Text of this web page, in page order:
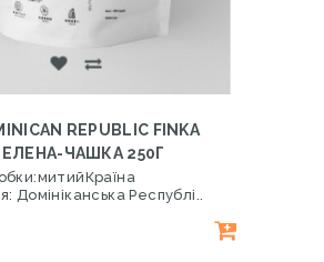
REPUBLIC FINKA
ЧАШКА 250Г
Домініканська Республі..